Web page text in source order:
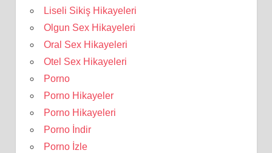
Liseli Sikiş Hikayeleri
Olgun Sex Hikayeleri
Oral Sex Hikayeleri
Otel Sex Hikayeleri
Porno
Porno Hikayeler
Porno Hikayeleri
Porno İndir
Porno İzle